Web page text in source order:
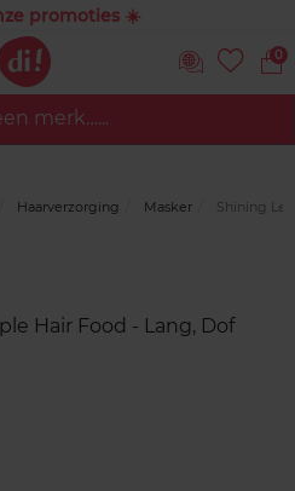
promoties ☀️
0
merk…...
Haarverzorging Masker Shining
Hair Food - Lang, Dof